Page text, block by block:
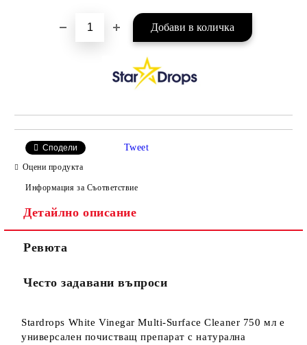
Сподели Tweet
Оцени продукта
Информация за Съответствие
Детайлно описание
Ревюта
Често задавани въпроси
Stardrops White Vinegar Multi-Surface Cleaner 750 мл е
универсален почистващ препарат с натурална